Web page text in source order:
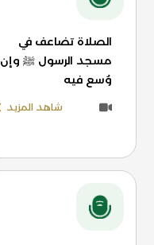
الصلاة تضاعف في
مسجد الرسول ﷺ وإن
وُسع فيه
شاهد المزيد